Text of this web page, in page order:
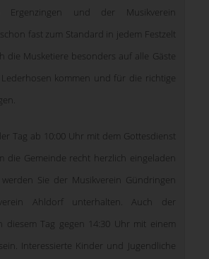
Ergenzingen und der Musikverein
fast zum Standard in jedem Festzelt
die Musketiere besonders auf alle Gäste
kommen und für die richtige
Tag ab 10:00 Uhr mit dem Gottesdienst
die Gemeinde recht herzlich eingeladen
Sie der Musikverein Gündringen
Ahldorf unterhalten. Auch der
diesem Tag gegen 14:30 Uhr mit einem
Interessierte Kinder und Jugendliche